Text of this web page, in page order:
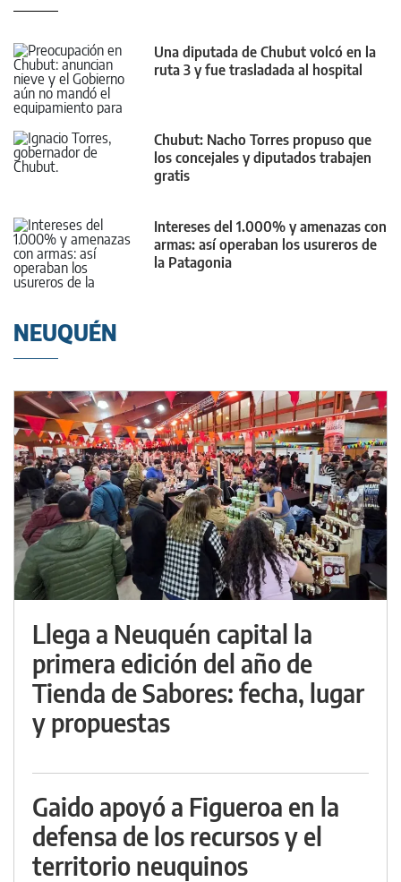
Una diputada de Chubut volcó en la
ruta 3 y fue trasladada al hospital
Chubut: Nacho Torres propuso que
los concejales y diputados trabajen
gratis
Intereses del 1.000% y amenazas con
armas: así operaban los usureros de
la Patagonia
NEUQUÉN
Llega a Neuquén capital la
primera edición del año de
Tienda de Sabores: fecha, lugar
y propuestas
Gaido apoyó a Figueroa en la
defensa de los recursos y el
territorio neuquinos